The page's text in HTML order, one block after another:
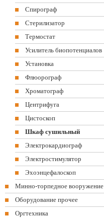
Спирограф
Стерилизатор
Термостат
Усилитель биопотенциалов
Установка
Флюорограф
Хроматограф
Центрифуга
Цистоскоп
Шкаф сушильный
Электрокардиограф
Электростимулятор
Эхоэнцефалоскоп
Минно-торпедное вооружение
Оборудование прочее
Оргтехника